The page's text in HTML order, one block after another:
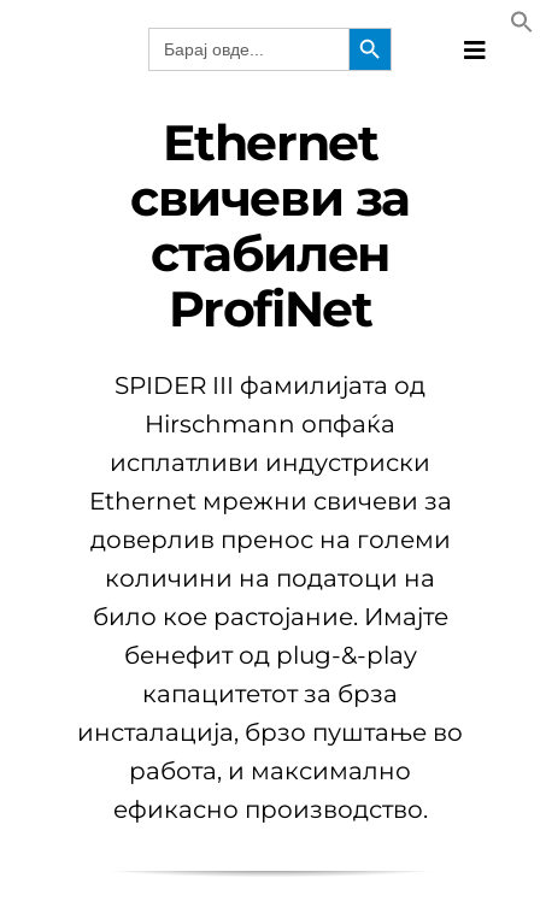
Search
for:
Search Button
Toggle
Ethernet
свичеви за
стабилен
ProfiNet
SPIDER III фамилијата од
Hirschmann опфаќа
исплатливи индустриски
Ethernet мрежни свичеви за
доверлив пренос на големи
количини на податоци на
било кое растојание. Имајте
бенефит од plug-&-play
капацитетот за брза
инсталација, брзо пуштање во
работа, и максимално
ефикасно производство.